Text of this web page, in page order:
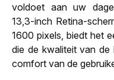
voldoet aan uw
13,3-inch Retina-
1600 pixels, biedt het
die de kwaliteit van de
comfort van de